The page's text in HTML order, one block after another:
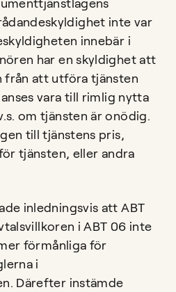
inte var
innebär i
har en skyldighet att
från att utföra tjänsten
vara till rimlig nytta
om tjänsten är onödig.
till tjänstens pris,
tjänsten, eller andra
inledningsvis att ABT
i ABT 06 inte
förmånliga för
i
Därefter instämde